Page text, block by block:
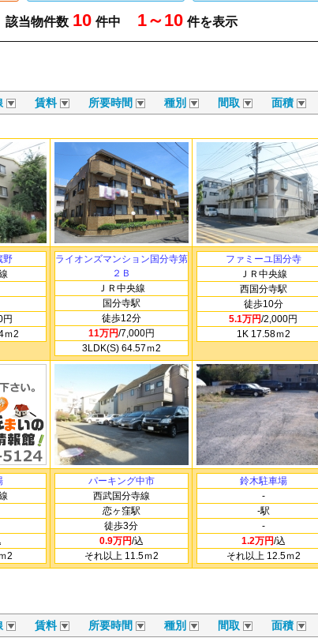
該当物件数 10 件中 1～10 件を表示
賃料 所要時間 種別 間取 面積
野
円
ｍ2
ライオンズマンション国分寺第
２Ｂ
ＪＲ中央線
国分寺駅
徒歩12分
11万円/7,000円
3LDK(S) 64.57ｍ2
ファミーユ国分寺
ＪＲ中央線
西国分寺駅
徒歩10分
5.1万円/2,000円
1K 17.58ｍ2
2
パーキング中市
西武国分寺線
恋ヶ窪駅
徒歩3分
0.9万円/込
それ以上 11.5ｍ2
鈴木駐車場
-
-駅
-
1.2万円/込
それ以上 12.5ｍ2
賃料 所要時間 種別 間取 面積